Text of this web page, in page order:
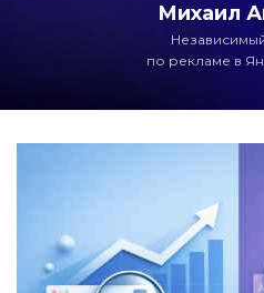
Михаил
по рекламе в